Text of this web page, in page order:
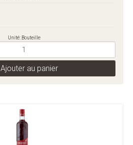
Unité: Bouteille
Ajouter au panier